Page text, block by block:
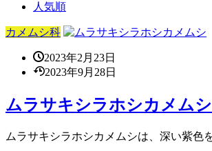
人気順
カメムシ科
2023年2月23日
2023年9月28日
ムラサキシラホシカメム
ムラサキシラホシカメムシは、深い紫